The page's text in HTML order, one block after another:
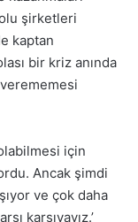
şirketleri
kaptan
bir kriz anında
için
Ancak şimdi
ve çok daha
karşıyayız.’